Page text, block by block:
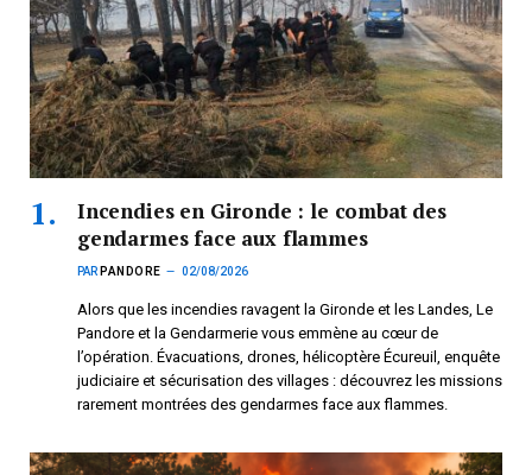
Incendies en Gironde : le combat des
gendarmes face aux flammes
PAR PANDORE 02/08/2026
Alors que les incendies ravagent la Gironde et les Landes, Le
Pandore et la Gendarmerie vous emmène au cœur de
l’opération. Évacuations, drones, hélicoptère Écureuil, enquête
judiciaire et sécurisation des villages : découvrez les missions
rarement montrées des gendarmes face aux flammes.